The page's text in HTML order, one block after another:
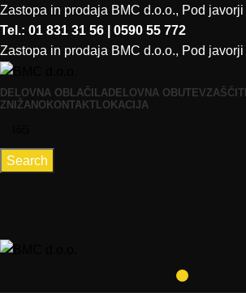
Zastopa in prodaja BMC d.o.o., Pod
Tel.: 01 831 31 56 | 0590 55 772
Zastopa in prodaja BMC d.o.o., Pod
DELOVNA OBLAČILA DELOVNA OBUTEV
ZNIŽANO KONTAKT LOKACIJA
Search